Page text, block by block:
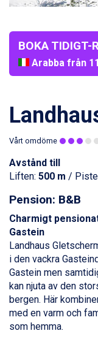
BOKA TIDIGT-
Arabba från
La Thuile från
Sölden från
Bad
Saalbach från
Champoluc
Sestriere från
Fieberbrunn
Ischgl från
Val Thorens
St. Anton från
Zell am See
Canazei från
Livigno från
Ponte di
Sauze dOulx
Alleghe från
Bad Gastein
Vårt omdöme
Avstånd till
Liften: 500 m /
Pension: B&B
Charmigt
Gastein
Landhaus
i den vackra
Gastein men
kan njuta av den
bergen. Här
med en varm och
som hemma.